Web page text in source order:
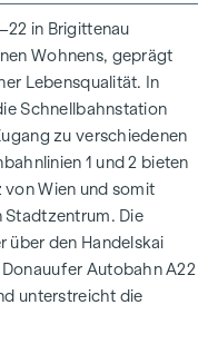
umweltfreundliche
sorgt.
und
selbst an
in Brigittenau
Wohnens, geprägt
Lebensqualität. In
Schnellbahnstation
zu verschiedenen
1 und 2 bieten
von Wien und somit
Stadtzentrum. Die
den Handelskai
Autobahn A22
unterstreicht die